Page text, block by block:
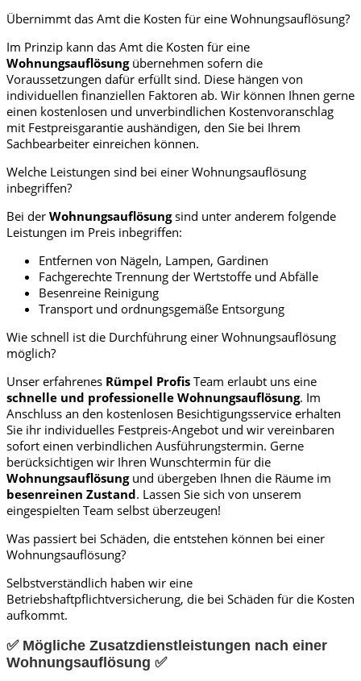
Übernimmt das Amt die Kosten für eine Wohnungsauflösung?
Im Prinzip kann das Amt die Kosten für eine
Wohnungsauflösungübernehmen sofern die
Voraussetzungen dafür erfüllt sind. Diese hängen von
individuellen finanziellen Faktoren ab. Wir können Ihnen gerne
einen kostenlosen und unverbindlichen Kostenvoranschlag
mit Festpreisgarantie aushändigen, den Sie bei Ihrem
Sachbearbeiter einreichen können.
Welche Leistungen sind bei einer Wohnungsauflösung
inbegriffen?
Bei der Wohnungsauflösungsind unter anderem folgende
Leistungen im Preis inbegriffen:
Entfernen von Nägeln, Lampen, Gardinen
Fachgerechte Trennung der Wertstoffe und Abfälle
Besenreine Reinigung
Transport und ordnungsgemäße Entsorgung
Wie schnell ist die Durchführung einer Wohnungsauflösung
möglich?
Unser erfahrenes Rümpel Profis Team erlaubt uns eine
schnelle und professionelle Wohnungsauflösung. Im
Anschluss an den kostenlosen Besichtigungsservice erhalten
Sie ihr individuelles Festpreis-Angebot und wir vereinbaren
sofort einen verbindlichen Ausführungstermin. Gerne
berücksichtigen wir Ihren Wunschtermin für die
Wohnungsauflösung und übergeben Ihnen die Räume im
besenreinen Zustand. Lassen Sie sich von unserem
eingespielten Team selbst überzeugen!
Was passiert bei Schäden, die entstehen können bei einer
Wohnungsauflösung?
Selbstverständlich haben wir eine
Betriebshaftpflichtversicherung, die bei Schäden für die Kosten
aufkommt.
✅ Mögliche Zusatzdienstleistungen nach einer
Wohnungsauflösung ✅